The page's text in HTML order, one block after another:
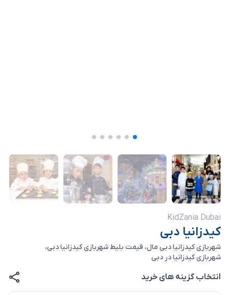
KidZania Dubai
کیدزانیا دبی
شهربازی کیدزانیا دبی مال، قیمت بلیط شهربازی کیدزانیا دبی،
شهربازی کیدزانیا در دبی
انتخاب گزینه های خرید